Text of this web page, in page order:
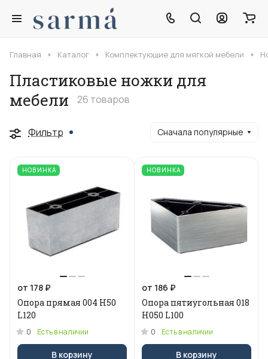
Главная Каталог Комплектующие для мягкой мебели
Пластиковые ножки для
мебели
26 товаров
Фильтр Сначала популярные
НОВИНКА
от 178 ₽
Опора прямая 004 H50
L120
0 Есть в наличии
В корзину
НОВИНКА
от 186 ₽
Опора пятиугольная 018
Н050 L100
0 Есть в наличии
В корзину